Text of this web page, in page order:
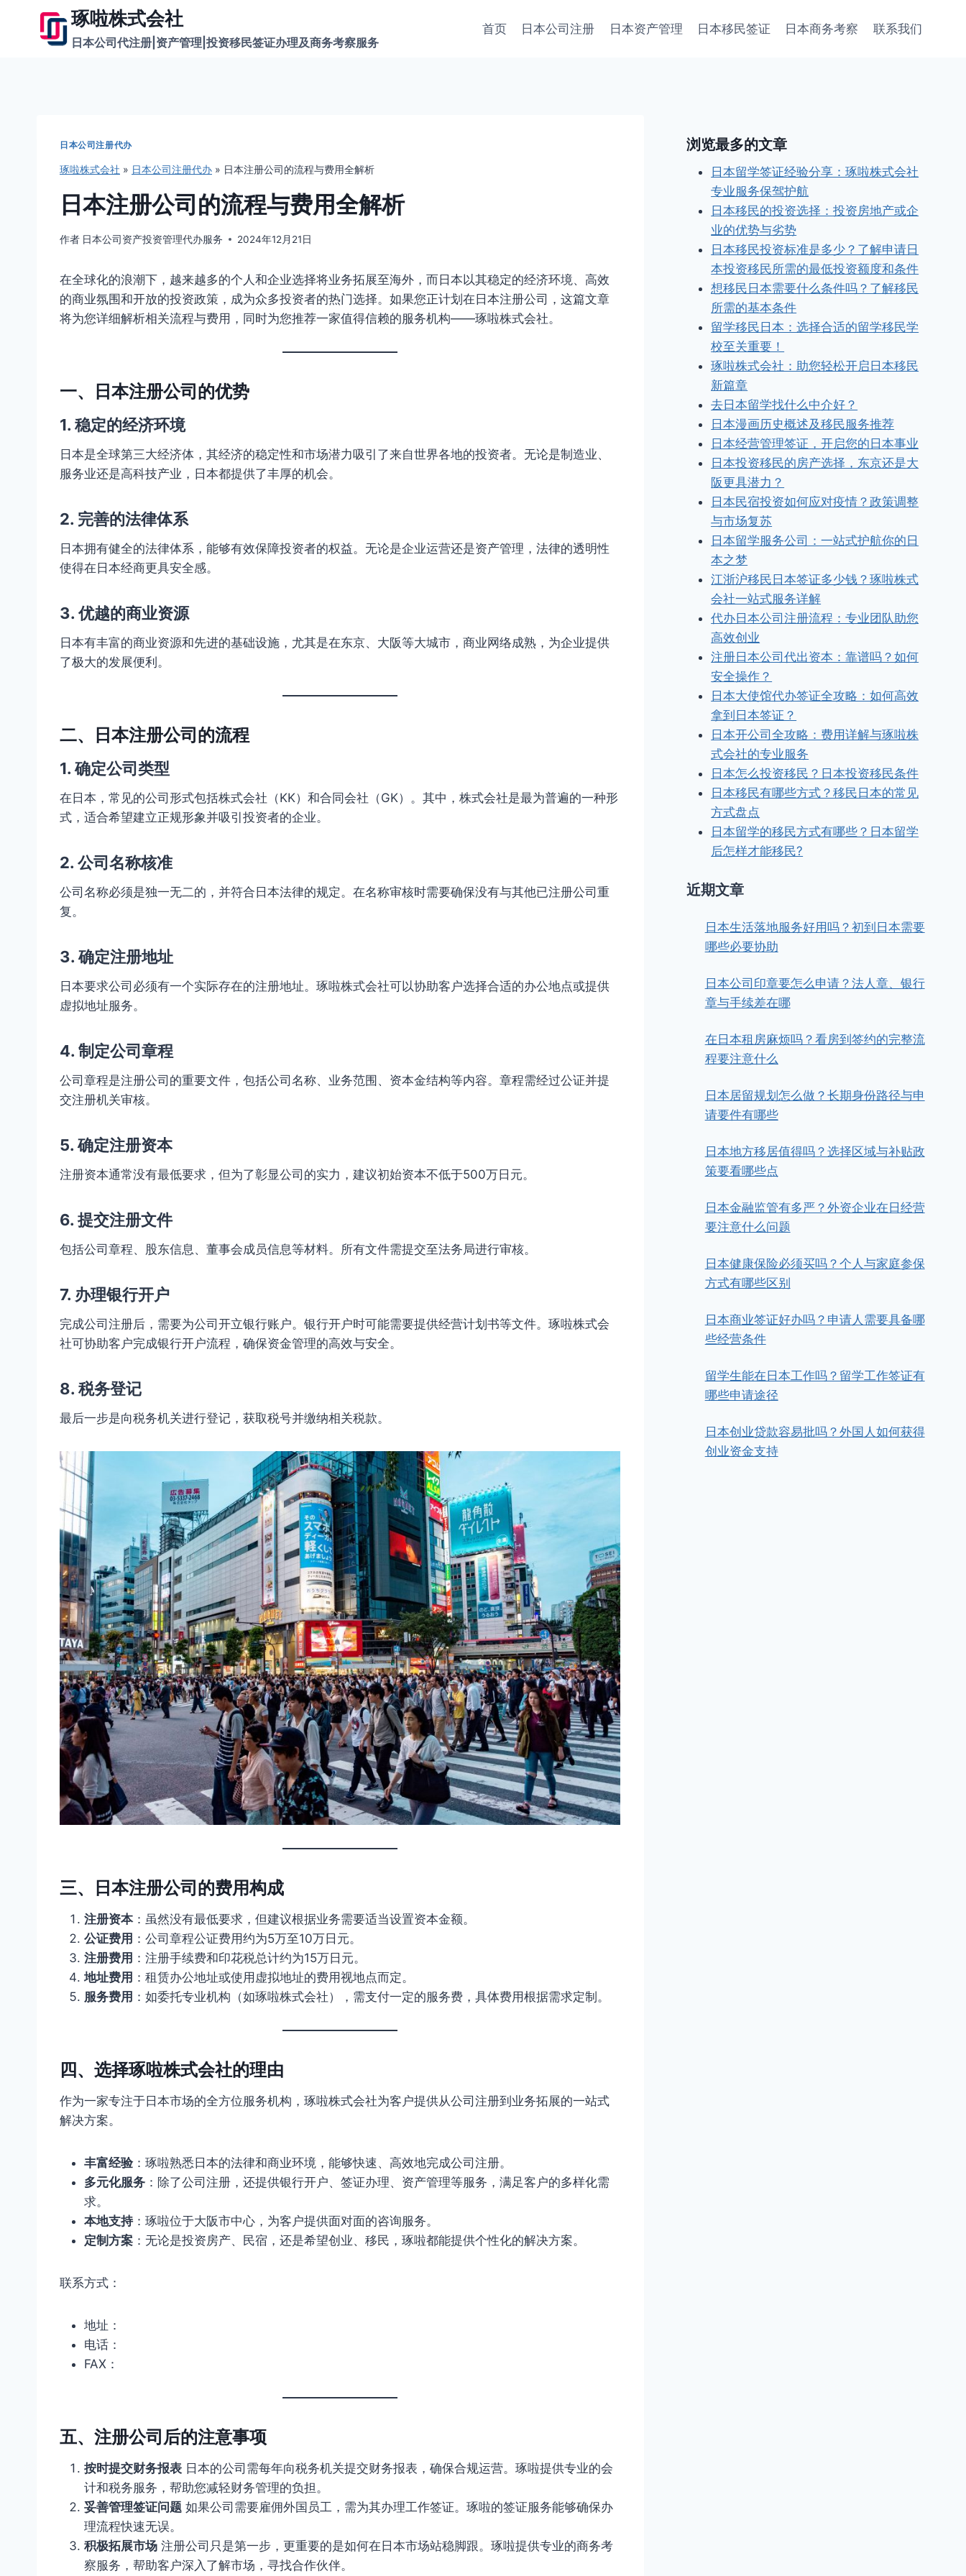
琢啦株式会社
日本公司代注册|资产管理|投资移民签证办理及商务考察服务
首页 日本公司注册 日本资产管理 日本移民签证 日本商务考察 联系我们
日本公司注册代办
琢啦株式会社 » 日本公司注册代办 » 日本注册公司的流程与费用全解析
日本注册公司的流程与费用全解析
作者 日本公司资产投资管理代办服务 2024年12月21日
在全球化的浪潮下，越来越多的个人和企业选择将业务拓展至海外，而日本以其稳定的经济环境、高效
的商业氛围和开放的投资政策，成为众多投资者的热门选择。如果您正计划在日本注册公司，这篇文章
将为您详细解析相关流程与费用，同时为您推荐一家值得信赖的服务机构——琢啦株式会社。
一、日本注册公司的优势
1. 稳定的经济环境
日本是全球第三大经济体，其经济的稳定性和市场潜力吸引了来自世界各地的投资者。无论是制造业、
服务业还是高科技产业，日本都提供了丰厚的机会。
2. 完善的法律体系
日本拥有健全的法律体系，能够有效保障投资者的权益。无论是企业运营还是资产管理，法律的透明性
使得在日本经商更具安全感。
3. 优越的商业资源
日本有丰富的商业资源和先进的基础设施，尤其是在东京、大阪等大城市，商业网络成熟，为企业提供
了极大的发展便利。
二、日本注册公司的流程
1. 确定公司类型
在日本，常见的公司形式包括株式会社（KK）和合同会社（GK）。其中，株式会社是最为普遍的一种形
式，适合希望建立正规形象并吸引投资者的企业。
2. 公司名称核准
公司名称必须是独一无二的，并符合日本法律的规定。在名称审核时需要确保没有与其他已注册公司重
复。
3. 确定注册地址
日本要求公司必须有一个实际存在的注册地址。琢啦株式会社可以协助客户选择合适的办公地点或提供
虚拟地址服务。
4. 制定公司章程
公司章程是注册公司的重要文件，包括公司名称、业务范围、资本金结构等内容。章程需经过公证并提
交注册机关审核。
5. 确定注册资本
注册资本通常没有最低要求，但为了彰显公司的实力，建议初始资本不低于500万日元。
6. 提交注册文件
包括公司章程、股东信息、董事会成员信息等材料。所有文件需提交至法务局进行审核。
7. 办理银行开户
完成公司注册后，需要为公司开立银行账户。银行开户时可能需要提供经营计划书等文件。琢啦株式会
社可协助客户完成银行开户流程，确保资金管理的高效与安全。
8. 税务登记
最后一步是向税务机关进行登记，获取税号并缴纳相关税款。
三、日本注册公司的费用构成
注册资本：虽然没有最低要求，但建议根据业务需要适当设置资本金额。
公证费用 ：公司章程公证费用约为5万至10万日元。
注册费用 ：注册手续费和印花税总计约为15万日元。
地址费用 ：租赁办公地址或使用虚拟地址的费用视地点而定。
服务费用 ：如委托专业机构（如琢啦株式会社），需支付一定的服务费，具体费用根据需求定制。
四、选择琢啦株式会社的理由
作为一家专注于日本市场的全方位服务机构，琢啦株式会社为客户提供从公司注册到业务拓展的一站式
解决方案。
丰富经验：琢啦熟悉日本的法律和商业环境，能够快速、高效地完成公司注册。
多元化服务 ：除了公司注册，还提供银行开户、签证办理、资产管理等服务，满足客户的多样化需
求。
本地支持：琢啦位于大阪市中心，为客户提供面对面的咨询服务。
定制方案 ：无论是投资房产、民宿，还是希望创业、移民，琢啦都能提供个性化的解决方案。
联系方式：
地址：
电话：
FAX：
五、注册公司后的注意事项
按时提交财务报表 日本的公司需每年向税务机关提交财务报表，确保合规运营。琢啦提供专业的会
计和税务服务，帮助您减轻财务管理的负担。
妥善管理签证问题 如果公司需要雇佣外国员工，需为其办理工作签证。琢啦的签证服务能够确保办
理流程快速无误。
积极拓展市场 注册公司只是第一步，更重要的是如何在日本市场站稳脚跟。琢啦提供专业的商务考
察服务，帮助客户深入了解市场，寻找合作伙伴。
浏览最多的文章
日本留学签证经验分享：琢啦株式会社
专业服务保驾护航
日本移民的投资选择：投资房地产或企
业的优势与劣势
日本移民投资标准是多少？了解申请日
本投资移民所需的最低投资额度和条件
想移民日本需要什么条件吗？了解移民
所需的基本条件
留学移民日本：选择合适的留学移民学
校至关重要！
琢啦株式会社：助您轻松开启日本移民
新篇章
去日本留学找什么中介好？
日本漫画历史概述及移民服务推荐
日本经营管理签证，开启您的日本事业
日本投资移民的房产选择，东京还是大
阪更具潜力？
日本民宿投资如何应对疫情？政策调整
与市场复苏
日本留学服务公司：一站式护航你的日
本之梦
江浙沪移民日本签证多少钱？琢啦株式
会社一站式服务详解
代办日本公司注册流程：专业团队助您
高效创业
注册日本公司代出资本：靠谱吗？如何
安全操作？
日本大使馆代办签证全攻略：如何高效
拿到日本签证？
日本开公司全攻略：费用详解与琢啦株
式会社的专业服务
日本怎么投资移民？日本投资移民条件
日本移民有哪些方式？移民日本的常见
方式盘点
日本留学的移民方式有哪些？日本留学
后怎样才能移民?
近期文章
日本生活落地服务好用吗？初到日本需要
哪些必要协助
日本公司印章要怎么申请？法人章、银行
章与手续差在哪
在日本租房麻烦吗？看房到签约的完整流
程要注意什么
日本居留规划怎么做？长期身份路径与申
请要件有哪些
日本地方移居值得吗？选择区域与补贴政
策要看哪些点
日本金融监管有多严？外资企业在日经营
要注意什么问题
日本健康保险必须买吗？个人与家庭参保
方式有哪些区别
日本商业签证好办吗？申请人需要具备哪
些经营条件
留学生能在日本工作吗？留学工作签证有
哪些申请途径
日本创业贷款容易批吗？外国人如何获得
创业资金支持